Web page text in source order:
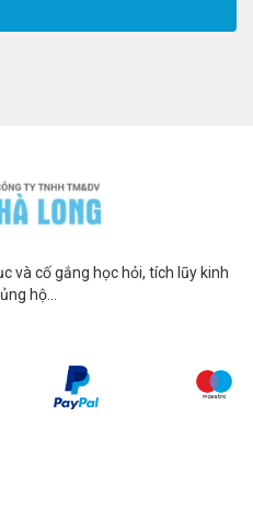
và cố gắng học hỏi, tích lũy kinh
hộ...